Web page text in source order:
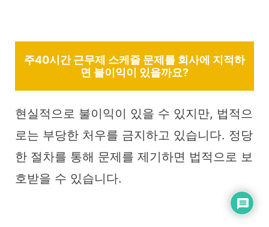
주40시간 근무제 스케줄 문제를 회사에 지적하
면 불이익이 있을까요?
현실적으로 불이익이 있을 수 있지만, 법적으
로는 부당한 처우를 금지하고 있습니다. 정당
한 절차를 통해 문제를 제기하면 법적으로 보
호받을 수 있습니다.